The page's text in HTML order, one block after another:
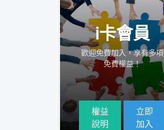
i卡會員
歡迎免費加入，享有多項
免費權益！
>
權益
說明
立即
加入